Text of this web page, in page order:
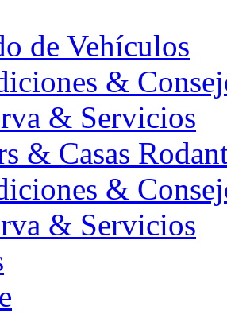
de Vehículos
&
& Servicios
& Casas
&
& Servicios